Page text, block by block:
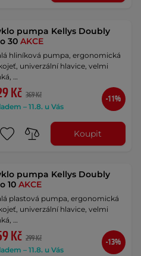
pumpa Kellys Doubly
30AKCE
hliníková pumpa, ergonomická
univerzální hlavice, velmi
…
Kč 369 Kč
– 11.8. u Vás
-11%
Koupit
pumpa Kellys Doubly
10AKCE
plastová pumpa, ergonomická
univerzální hlavice, velmi
…
Kč 299 Kč
– 11.8. u Vás
-13%